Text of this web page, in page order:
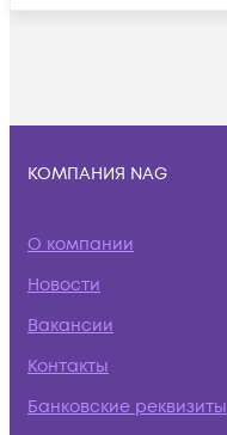
КОМПАНИЯ NAG
О компании
Новости
Вакансии
Контакты
Банковские реквизиты